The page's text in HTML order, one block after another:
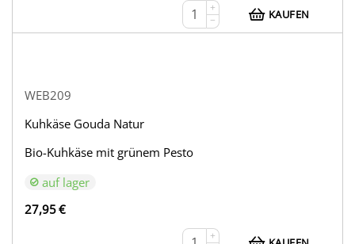
+
−
KAUFEN
WEB209
Kuhkäse Gouda Natur
Bio-Kuhkäse mit grünem Pesto
auf lager
27,95€
+